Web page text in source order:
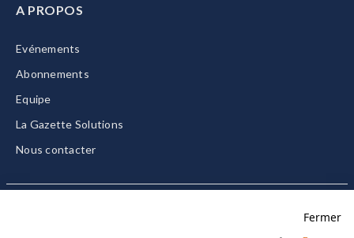
A PROPOS
Evénements
Abonnements
Equipe
La Gazette Solutions
Nous contacter
Fermer